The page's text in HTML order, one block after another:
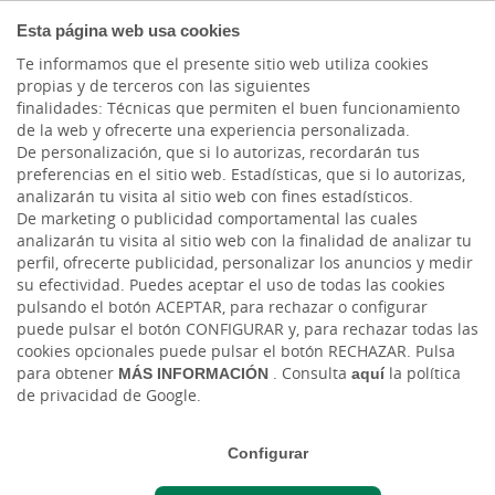
Esta página web usa cookies
Te informamos que el presente sitio web utiliza cookies
propias y de terceros con las siguientes
finalidades: Técnicas que permiten el buen funcionamiento
de la web y ofrecerte una experiencia personalizada.
De personalización, que si lo autorizas, recordarán tus
preferencias en el sitio web. Estadísticas, que si lo autorizas,
analizarán tu visita al sitio web con fines estadísticos.
De marketing o publicidad comportamental las cuales
analizarán tu visita al sitio web con la finalidad de analizar tu
perfil, ofrecerte publicidad, personalizar los anuncios y medir
su efectividad. Puedes aceptar el uso de todas las cookies
pulsando el botón ACEPTAR, para rechazar o configurar
puede pulsar el botón CONFIGURAR y, para rechazar todas las
cookies opcionales puede pulsar el botón RECHAZAR. Pulsa
para obtener MÁS INFORMACIÓN . Consulta aquíla política
de privacidad de Google.
Configurar
SEGUROS
Seguro de Embarcaciones de
Recreo
Disfruta de tu afición con tranquilidad y
seguridad
¿TE AYUDAMOS?